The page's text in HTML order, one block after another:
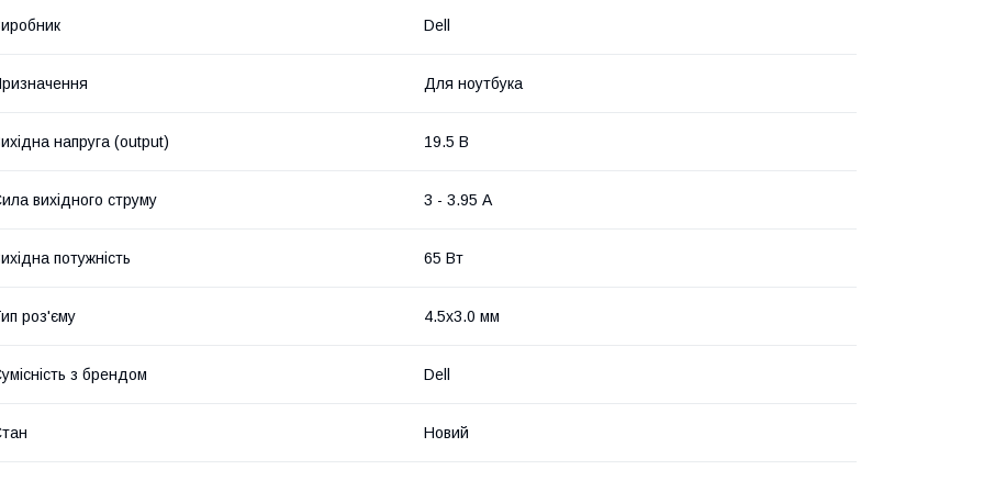
Dell
Для ноутбука
напруга (output) 19.5 В
вихідного струму 3 - 3.95 А
потужність 65 Вт
роз'єму 4.5x3.0 мм
з брендом Dell
Новий